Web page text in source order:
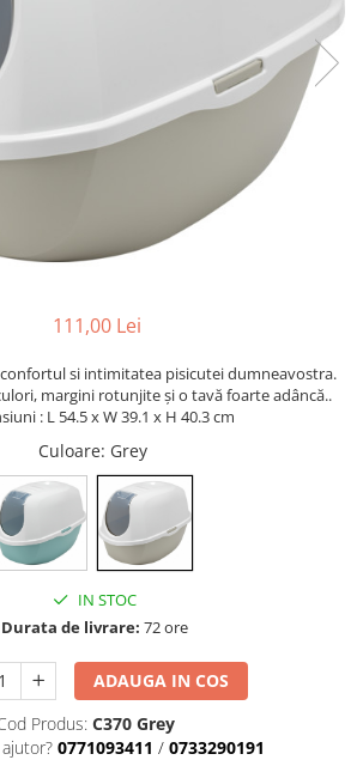
111,00 Lei
si intimitatea pisicutei dumneavostra.
margini rotunjite și o tavă foarte adâncă..
: L 54.5 x W 39.1 x H 40.3 cm
Culoare: Grey
IN STOC
Durata de livrare: 72 ore
ADAUGA IN COS
Produs: C370 Grey
0771093411 / 0733290191